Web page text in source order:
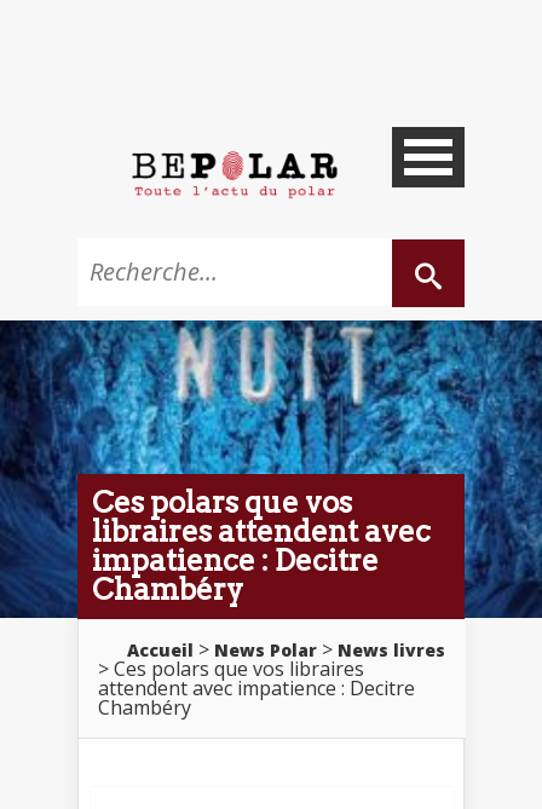
Ces polars que vos
libraires attendent avec
impatience : Decitre
Chambéry
Accueil > News Polar > News livres
> Ces polars que vos libraires
attendent avec impatience : Decitre
Chambéry